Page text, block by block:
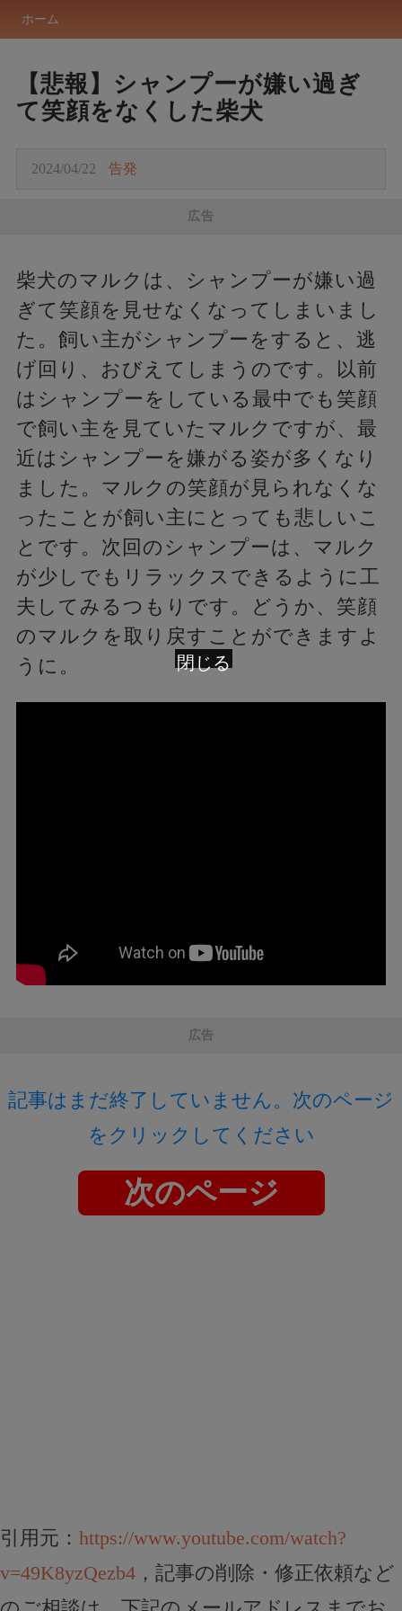
ホーム
【悲報】シャンプーが嫌い過ぎ
て笑顔をなくした柴犬
2024/04/22 告発
広告
柴犬のマルクは、シャンプーが嫌い過
ぎて笑顔を見せなくなってしまいまし
た。飼い主がシャンプーをすると、逃
げ回り、おびえてしまうのです。以前
はシャンプーをしている最中でも笑顔
で飼い主を見ていたマルクですが、最
近はシャンプーを嫌がる姿が多くなり
ました。マルクの笑顔が見られなくな
ったことが飼い主にとっても悲しいこ
とです。次回のシャンプーは、マルク
が少しでもリラックスできるように工
夫してみるつもりです。どうか、笑顔
のマルクを取り戻すことができますよ
うに。
広告
記事はまだ終了していません。次のページ
をクリックしてください
次のページ
引用元： https://www.youtube.com/watch?
v=49K8yzQezb4 ，記事の削除・修正依頼など
閉じる